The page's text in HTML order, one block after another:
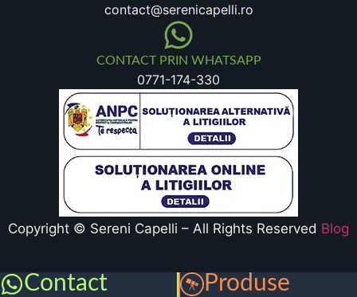
contact@serenicapelli.ro
CONTACT PRIN WHATSAPP
0771-174-330
Copyright © Sereni Capelli – All Rights Reserved Blog
Contact Produse